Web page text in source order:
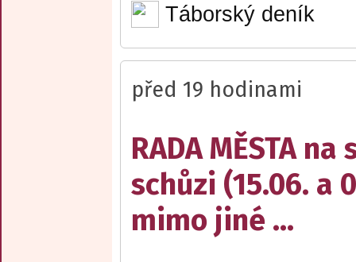
Táborský deník
před 19 hodinami
RADA MĚSTA na
schůzi (15.06. a
mimo jiné ...